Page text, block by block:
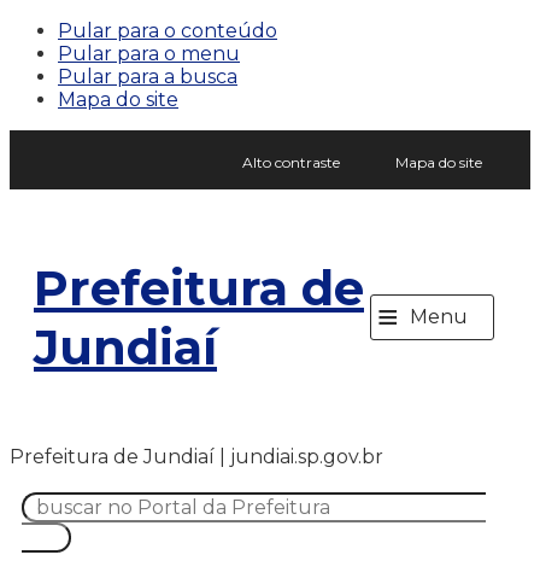
Pular para o conteúdo
Pular para o menu
Pular para a busca
Mapa do site
Alto contraste Mapa do site
Prefeitura de
Jundiaí
≡ Menu
Prefeitura de Jundiaí | jundiai.sp.gov.br